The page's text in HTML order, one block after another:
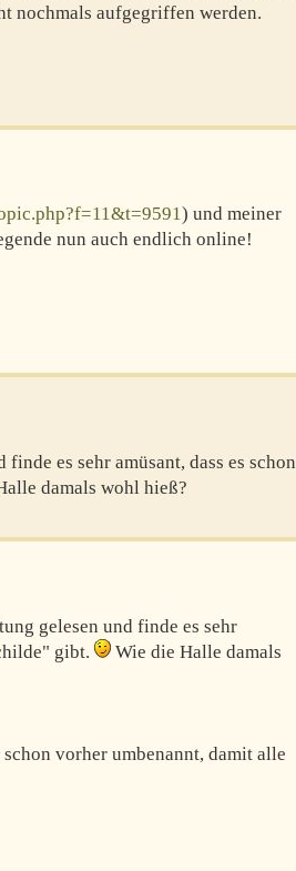
nochmals aufgegriffen werden.
) und meiner
nun auch endlich online!
es sehr amüsant, dass es schon
damals wohl hieß?
gelesen und finde es sehr
gibt.
Wie die Halle damals
vorher umbenannt, damit alle